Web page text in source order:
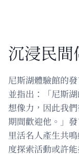
沉浸民
尼斯湖體驗館的
並指出：「尼斯
想像力，因此我
期間歡迎他。」
里活名人產生共
度探索活動或許